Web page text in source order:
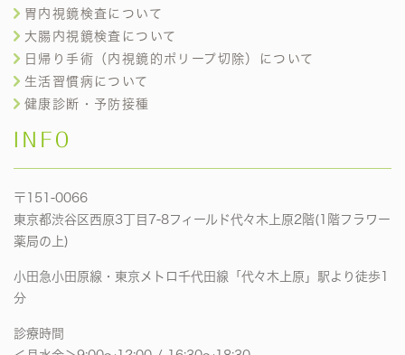
胃内視鏡検査について
大腸内視鏡検査について
日帰り手術（内視鏡的ポリープ切除）について
生活習慣病について
健康診断・予防接種
INFO
〒151-0066
東京都渋谷区西原3丁目7-8フィールド代々木上原2階(1階フラワー
薬局の上)
小田急小田原線・東京メトロ千代田線「代々木上原」駅より徒歩1
分
診療時間